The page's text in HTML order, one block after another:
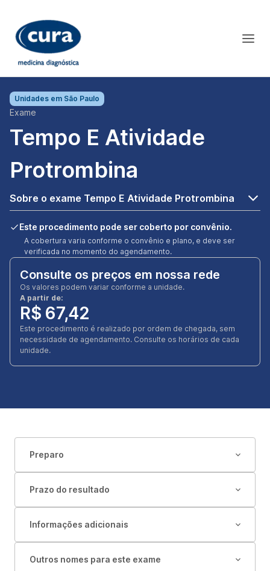
Unidades em São Paulo
Exame
Tempo E Atividade
Protrombina
Sobre o exame Tempo E Atividade Protrombina
Este procedimento pode ser coberto por convênio.
A cobertura varia conforme o convênio e plano, e deve ser
verificada no momento do agendamento.
Consulte os preços em nossa rede
Os valores podem variar conforme a unidade.
A partir de:
R$ 67,42
Este procedimento é realizado por ordem de chegada, sem
necessidade de agendamento. Consulte os horários de cada
unidade.
Preparo
Prazo do resultado
Informações adicionais
Outros nomes para este exame